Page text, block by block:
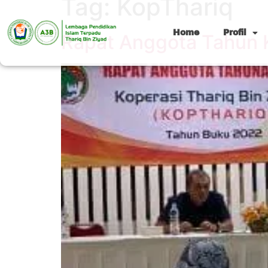
Home Profil
Rapat Anggota Tahun